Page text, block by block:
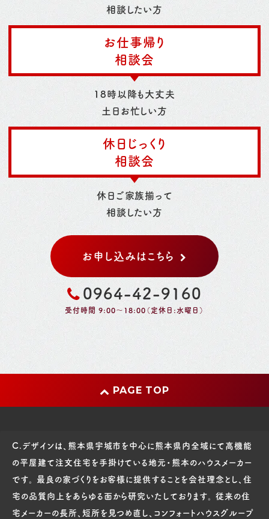
相談したい方
お仕事帰り
相談会
18時以降も大丈夫
土日お忙しい方
休日じっくり
相談会
休日ご家族揃って
相談したい方
お申し込みはこちら
0964-42-9160
受付時間 9:00～18:00（定休日:水曜日）
PAGE TOP
C.デザインは、熊本県宇城市を中心に熊本県内全域にて高機能
の平屋建て注文住宅を手掛けている地元・熊本のハウスメーカー
です。 最良の家づくりをお客様に提供することを会社理念とし、住
宅の品質向上をあらゆる面から研究いたしております。 従来の住
宅メーカーの長所、短所を見つめ直し、コンフォートハウスグループ